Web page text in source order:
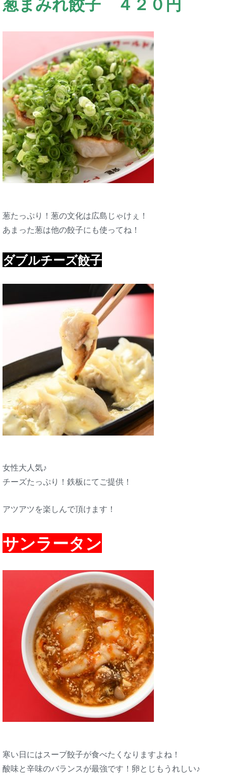
葱まみれ餃子 ４２０円
葱たっぷり！葱の文化は広島じゃけぇ！
あまった葱は他の餃子にも使ってね！
ダブルチーズ餃子
女性大人気♪
チーズたっぷり！鉄板にてご提供！
アツアツを楽しんで頂けます！
サンラータン
寒い日にはスープ餃子が食べたくなりますよね！
酸味と辛味のバランスが最強です！卵とじもうれしい♪